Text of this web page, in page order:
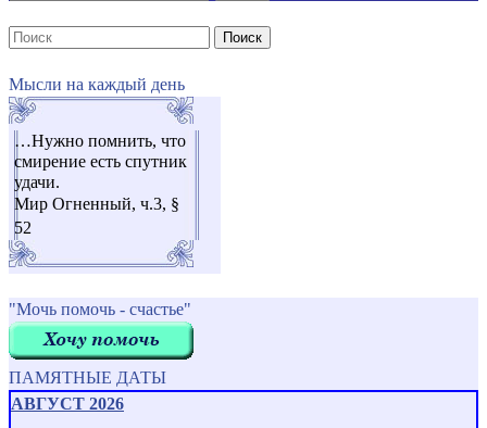
Поиск
Мысли на каждый день
…Нужно помнить, что
смирение есть спутник
удачи.
Мир Огненный, ч.3, §
52
"Мочь помочь - счастье"
ПАМЯТНЫЕ ДАТЫ
АВГУСТ 2026